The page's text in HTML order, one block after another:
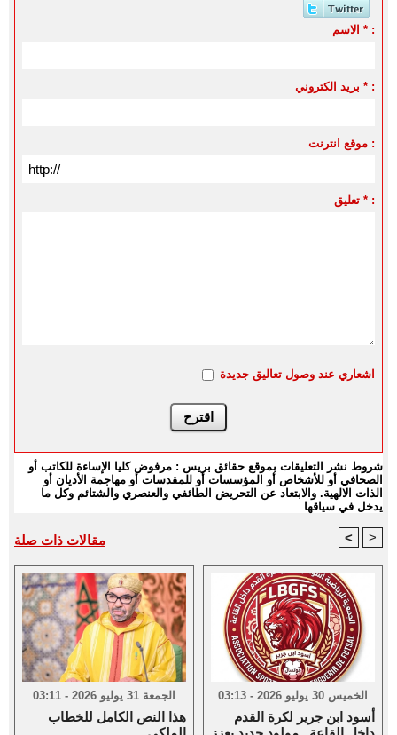
الاسم * :
بريد الكتروني * :
موقع انترنت :
تعليق * :
اشعاري عند وصول تعاليق جديدة
شروط نشر التعليقات بموقع حقائق بريس : مرفوض كليا الإساءة للكاتب أو
الصحافي أو للأشخاص أو المؤسسات أو للمقدسات أو مهاجمة الأديان أو
الذات الالهية. والابتعاد عن التحريض الطائفي والعنصري والشتائم وكل ما
يدخل في سياقها
مقالات ذات صلة < >
الجمعة 31 يوليو 2026 - 03:11
هذا النص الكامل للخطاب
الخميس 30 يوليو 2026 - 03:13
أسود ابن جرير لكرة القدم